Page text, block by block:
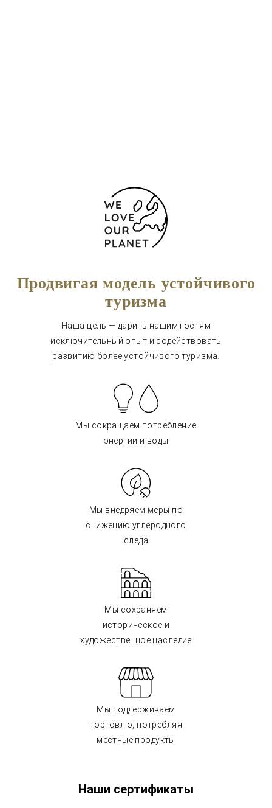
Продвигая модель устойчивого
туризма
Наша цель — дарить нашим гостям
исключительный опыт и содействовать
развитию более устойчивого туризма.
Мы сокращаем потребление
энергии и воды
Мы внедряем меры по
снижению углеродного
следа
Мы сохраняем
историческое и
художественное наследие
Мы поддерживаем
торговлю, потребляя
местные продукты
Наши сертификаты